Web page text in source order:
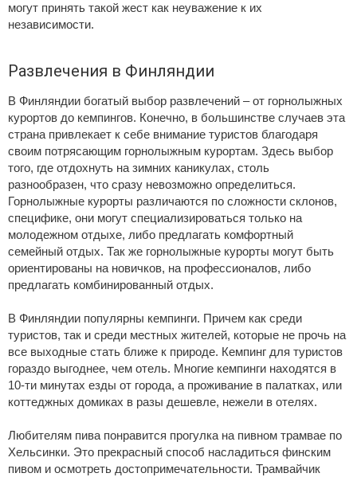
могут принять такой жест как неуважение к их
независимости.
Развлечения в Финляндии
В Финляндии богатый выбор развлечений – от горнолыжных
курортов до кемпингов. Конечно, в большинстве случаев эта
страна привлекает к себе внимание туристов благодаря
своим потрясающим горнолыжным курортам. Здесь выбор
того, где отдохнуть на зимних каникулах, столь
разнообразен, что сразу невозможно определиться.
Горнолыжные курорты различаются по сложности склонов,
специфике, они могут специализироваться только на
молодежном отдыхе, либо предлагать комфортный
семейный отдых. Так же горнолыжные курорты могут быть
ориентированы на новичков, на профессионалов, либо
предлагать комбинированный отдых.
В Финляндии популярны кемпинги. Причем как среди
туристов, так и среди местных жителей, которые не прочь на
все выходные стать ближе к природе. Кемпинг для туристов
гораздо выгоднее, чем отель. Многие кемпинги находятся в
10-ти минутах езды от города, а проживание в палатках, или
коттеджных домиках в разы дешевле, нежели в отелях.
Любителям пива понравится прогулка на пивном трамвае по
Хельсинки. Это прекрасный способ насладиться финским
пивом и осмотреть достопримечательности. Трамвайчик